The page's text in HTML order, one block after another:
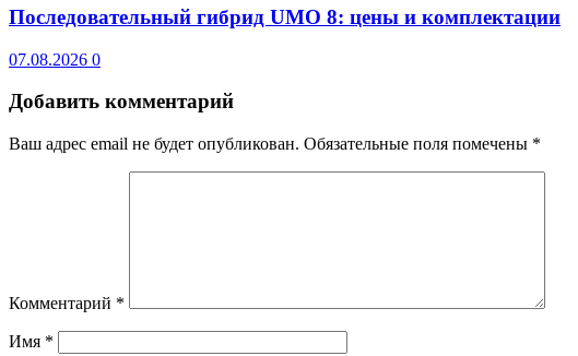
Последовательный гибрид UMO 8: цены и комплектации
07.08.2026 0
Добавить комментарий
Ваш адрес email не будет опубликован. Обязательные поля помечены *
Комментарий *
Имя *